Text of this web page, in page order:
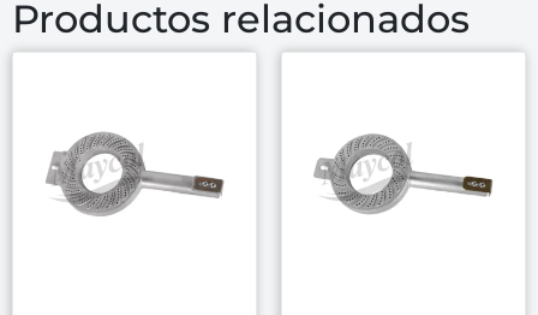
Productos relacionados